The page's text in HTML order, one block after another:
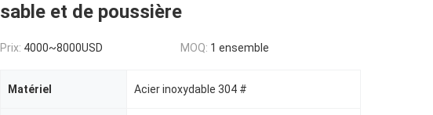
sable et de poussière
Prix: 4000~8000USD MOQ: 1 ensemble
Matériel Acier inoxydable 304 #